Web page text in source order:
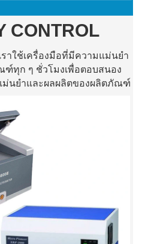
CONTROL
าใช้เครื่องมือที่มีความแม่นยำ
ฑ์ทุก ๆ ชั่วโมงเพื่อตอบสนอง
ม่นยำและผลผลิตของผลิตภัณฑ์